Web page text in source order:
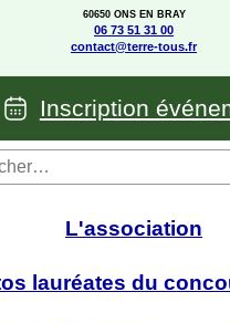
60650 ONS EN BRAY
06 73 51 31 00
Inscription
L'association
lauréates du